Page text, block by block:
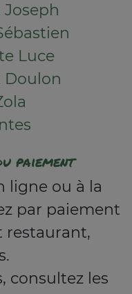
Luce
Doulon
paiement
ligne ou à la
par paiement
restaurant,
consultez les